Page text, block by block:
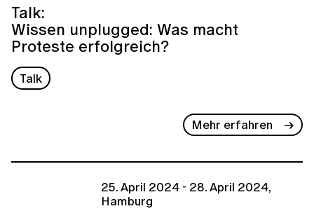
Talk:
Wissen unplugged: Was macht
Proteste erfolgreich?
Talk
Mehr erfahren
25. April 2024 - 28. April 2024,
Hamburg